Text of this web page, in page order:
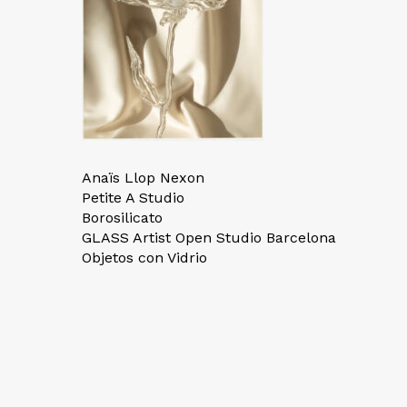
Anaïs Llop Nexon
Petite A Studio
Borosilicato
GLASS Artist Open Studio Barcelona
Objetos con Vidrio